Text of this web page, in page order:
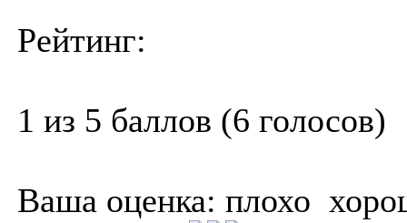
Рейтинг:
1 из 5 баллов (6 голосов)
Ваша оценка: плохо